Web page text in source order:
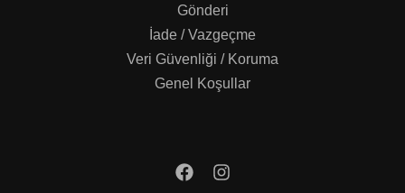
Gönderi
İade / Vazgeçme
Veri Güvenliği / Koruma
Genel Koşullar